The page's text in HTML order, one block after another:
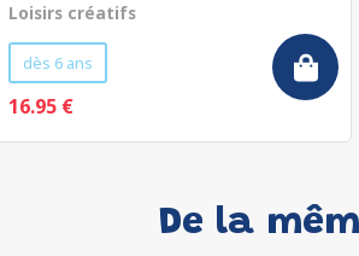
Loisirs créatifs
dès 6 ans
16.95 €
De la